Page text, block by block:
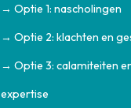
→ Optie 1: nascholingen
→ Optie 2: klachten en
→ Optie 3: calamiteiten
expertise